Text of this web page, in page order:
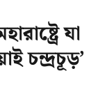
যা
চন্দ্রচূড়’